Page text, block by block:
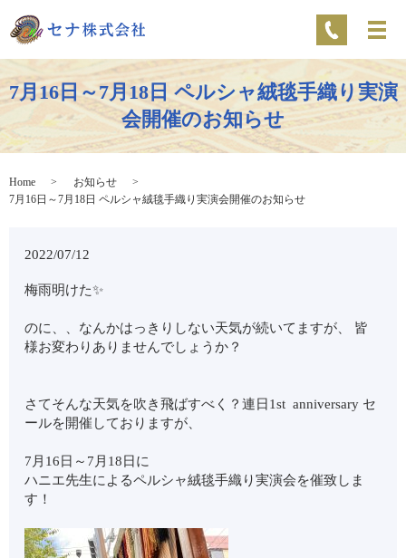
7月16日～7月18日 ペルシャ絨毯手織り実演
会開催のお知らせ
Home
お知らせ
7月16日～7月18日 ペルシャ絨毯手織り実演会開催のお知らせ
2022/07/12
梅雨明けた✨
のに、、なんかはっきりしない天気が続いてますが、 皆
様お変わりありませんでしょうか？
さてそんな天気を吹き飛ばすべく？連日1st anniversary セ
ールを開催しておりますが、
7月16日～7月18日に
ハニエ先生によるペルシャ絨毯手織り実演会を催致しま
す！